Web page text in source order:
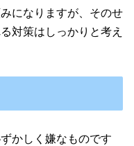
になりますが、そのせ
対策はしっかりと考え
かしく嫌なものです